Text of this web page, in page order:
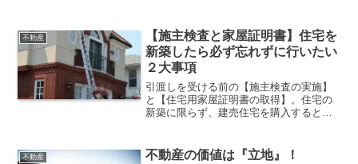
「お宅の塀が越境している。この書類に
サインして欲しい！」
不動産
【施主検査と家屋証明書】住宅を
新築したら必ず忘れずに行いたい
２大事項
引渡しを受ける前の【施主検査の実施】
と【住宅用家屋証明書の取得】。住宅の
新築に限らず、建売住宅を購入するとき
事項。
不動産 不動産の価値は『立地』！